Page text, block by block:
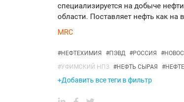
специализируется на добыче
области. Поставляет нефть как на
MRC
#НЕФТЕХИМИЯ #ПЭВД #РОССИЯ #
#УФИМСКИЙ НПЗ #НЕФТЬ СЫРАЯ #
+Добавить все теги в фильтр